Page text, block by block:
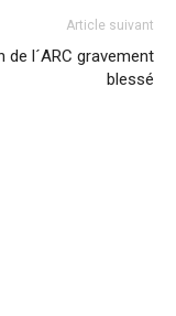
Article suivant
de l´ARC gravement
blessé